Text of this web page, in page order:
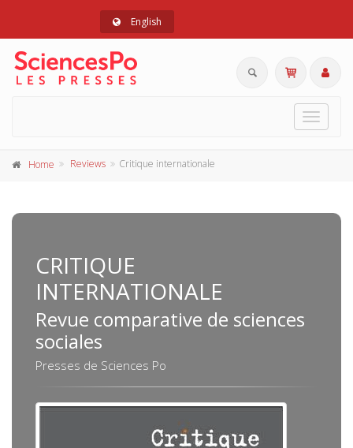
English
Toggle
Home Reviews Critique internationale
CRITIQUE
INTERNATIONALE
Revue comparative de sciences
sociales
Presses de Sciences Po